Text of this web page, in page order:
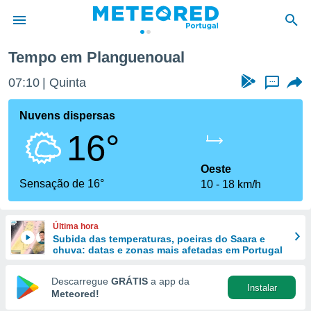
da
foi
fornecidas
a este
das
e
forma
digital
Tempo em Planguenoual
07:10 Quinta ...
Nuvens dispersas
16°
Sensação de 16°
Oeste
10
18 km/h
Última hora
Subida das temperaturas, poeiras do Saara e
chuva: datas e zonas mais afetadas em Portugal
Descarregue GRÁTIS a app da
Meteored!
Instalar